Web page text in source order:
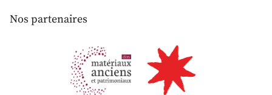
Nos partenaires